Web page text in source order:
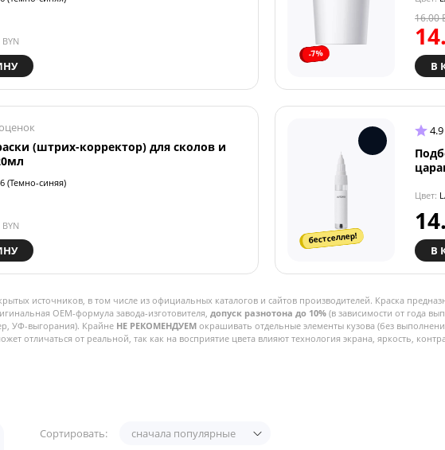
BYN
-7%
16.00
В
(штрих-корректор) для сколов и
(Темно-синяя)
BYN
бестселлер!
4.9
Цвет:
В
источников, в том числе из официальных каталогов и сайтов производителей. Краска
OEM-формула завода-изготовителя, допуск разнотона до 10% (в зависимости от года
УФ-выгорания). Крайне НЕ РЕКОМЕНДУЕМ окрашивать отдельные элементы кузова (без
отличаться от реальной, так как на восприятие цвета влияют технология экрана, яркость,
Сортировать: сначала популярные